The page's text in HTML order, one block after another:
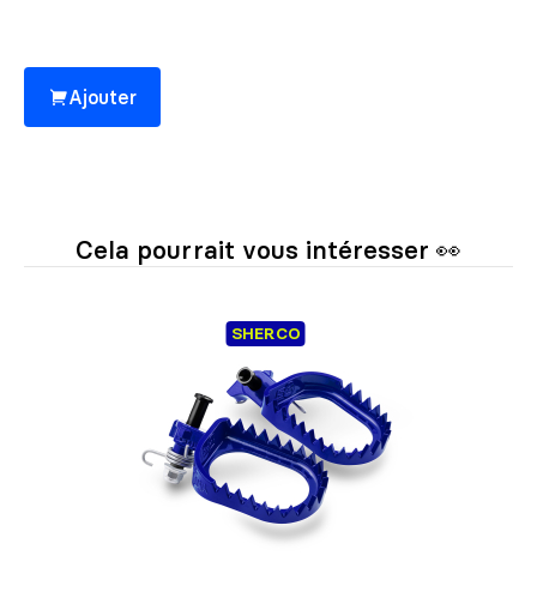
Ajouter
Cela pourrait vous intéresser 👀
SHERCO